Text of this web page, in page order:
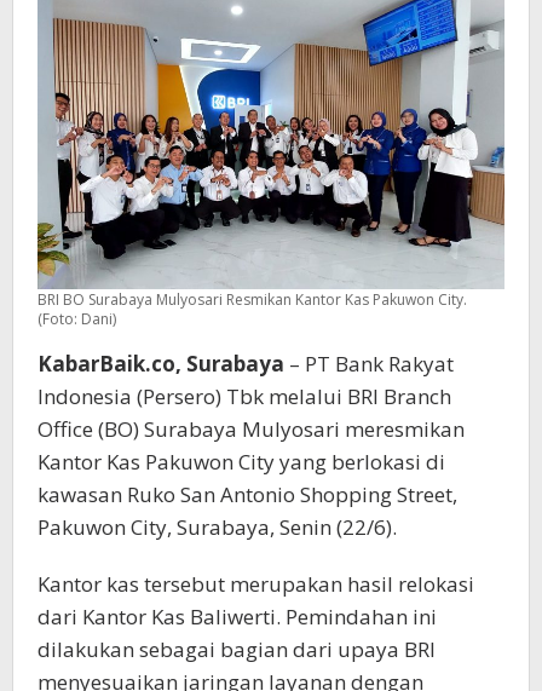
Ekonomi
Surabaya
Timur
BRI BO Surabaya Mulyosari Resmikan Kantor Kas Pakuwon City.
(Foto: Dani)
KabarBaik.co, Surabaya – PT Bank Rakyat
Indonesia (Persero) Tbk melalui BRI Branch
Office (BO) Surabaya Mulyosari meresmikan
Kantor Kas Pakuwon City yang berlokasi di
kawasan Ruko San Antonio Shopping Street,
Pakuwon City, Surabaya, Senin (22/6).
Kantor kas tersebut merupakan hasil relokasi
dari Kantor Kas Baliwerti. Pemindahan ini
dilakukan sebagai bagian dari upaya BRI
menyesuaikan jaringan layanan dengan